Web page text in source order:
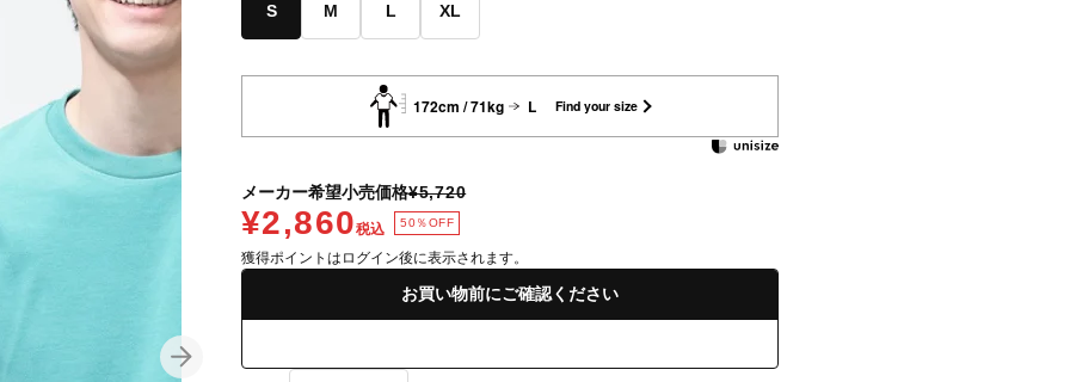
S M L XL
172cm / 71kg L Find your size
メーカー希望小売価格¥5,720
¥2,860税込 50％OFF
獲得ポイントはログイン後に表示されます。
お買い物前にご確認ください